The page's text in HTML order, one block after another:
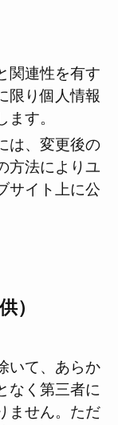
関連性を有す
限り個人情報
す。
は、変更後の
方法によりユ
サイト上に公
）
いて、あらか
なく第三者に
ません。ただ